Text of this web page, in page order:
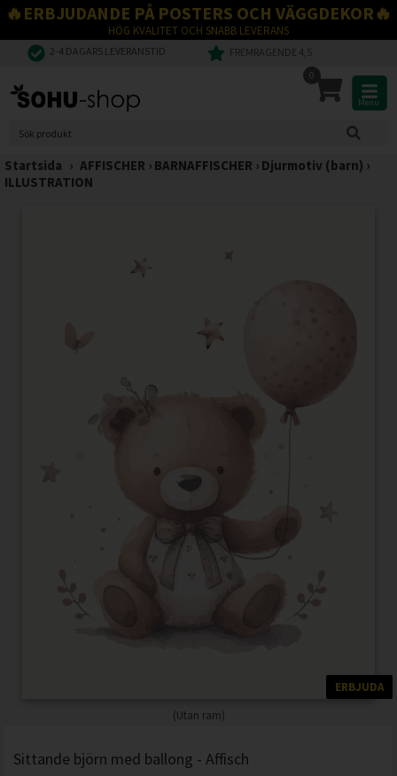
🔥ERBJUDANDE PÅ POSTERS OCH VÄGGDEKOR🔥
HÖG KVALITET OCH SNABB LEVERANS
2-4 DAGARS LEVERANSTID FREMRAGENDE 4,5
0
Menu
Startsida › AFFISCHER › BARNAFFISCHER › Djurmotiv (barn) ›
ILLUSTRATION
ERBJUDA
(Utan ram)
Sittande björn med ballong - Affisch